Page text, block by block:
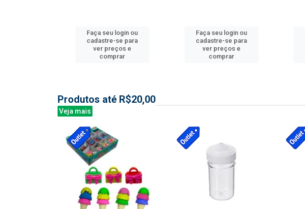
Faça seu login ou
cadastre-se para
ver preços e
comprar
Faça seu login ou
cadastre-se para
ver preços e
comprar
Produtos até R$20,00
Veja mais